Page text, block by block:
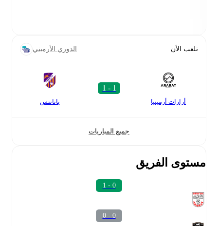
تلعب الأن الدوري الأرميني
أرارات أرمينيا بانانتس
جميع المباريات
مستوى الفريق